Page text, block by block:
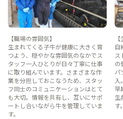
【職場の雰囲気】
生まれてくる子牛が健康に大きく育
つよう、穏やかな雰囲気のなかでス
タッフ一人ひとりが日々丁寧に仕事
に取り組んでいます。さまざまな作
業を分担しておこなうため、スタッ
フ同士のコミュニケーションはとて
も大切。情報を共有し、互いにサポ
ートし合いながら牛を管理していま
す。
自
ス
の
パ
入
早
生
す。